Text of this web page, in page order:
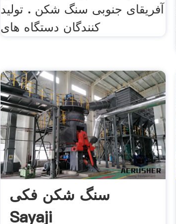
آفریقای جنوبی سنگ شکن . تولید
کنندگان دستگاه های
سنگ شکن فکی
Sayaji